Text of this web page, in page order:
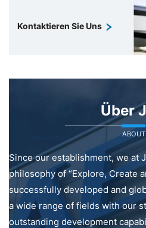
Kontaktieren Sie Uns
Über
ABOUT
Since our establishment, we at
philosophy of “Explore, Create
successfully developed and
a wide range of fields with our
outstanding development